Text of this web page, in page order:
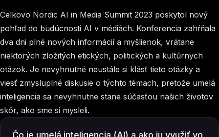
Celkovo Nordic AI in Media Summit 2023 poskytol nový
pohľad do budúcnosti AI v médiách. Konferencia zahŕňala
dva dni plné nových informácií a myšlienok, vrátane
niektorých zložitých etických, politických a kultúrnych
otázok. Je nevyhnutné neustále si klásť tieto otázky a
viesť zmysluplné diskusie o týchto témach, pretože umelá
inteligencia sa nevyhnutne stane súčasťou našich životov
skôr, ako sme si mysleli.
Čo je umelá inteligencia (AI) a ako ju využiť vo